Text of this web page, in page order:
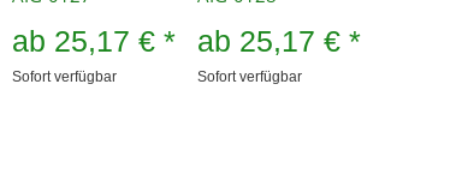
ab 25,17 € *
Sofort verfügbar
ab 25,17 €*
Sofort verfügbar